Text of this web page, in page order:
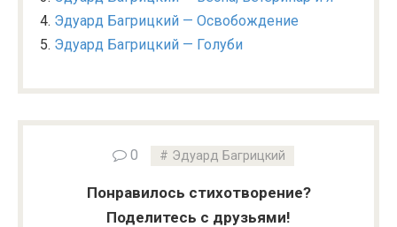
Эдуард Багрицкий — Освобождение
Эдуард Багрицкий — Голуби
0 Эдуард Багрицкий
Понравилось стихотворение?
Поделитесь с друзьями!